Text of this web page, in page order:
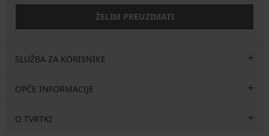
ŽELIM PREUZIMATI
SLUŽBA ZA KORISNIKE
OPĆE INFORMACIJE
O TVRTKI